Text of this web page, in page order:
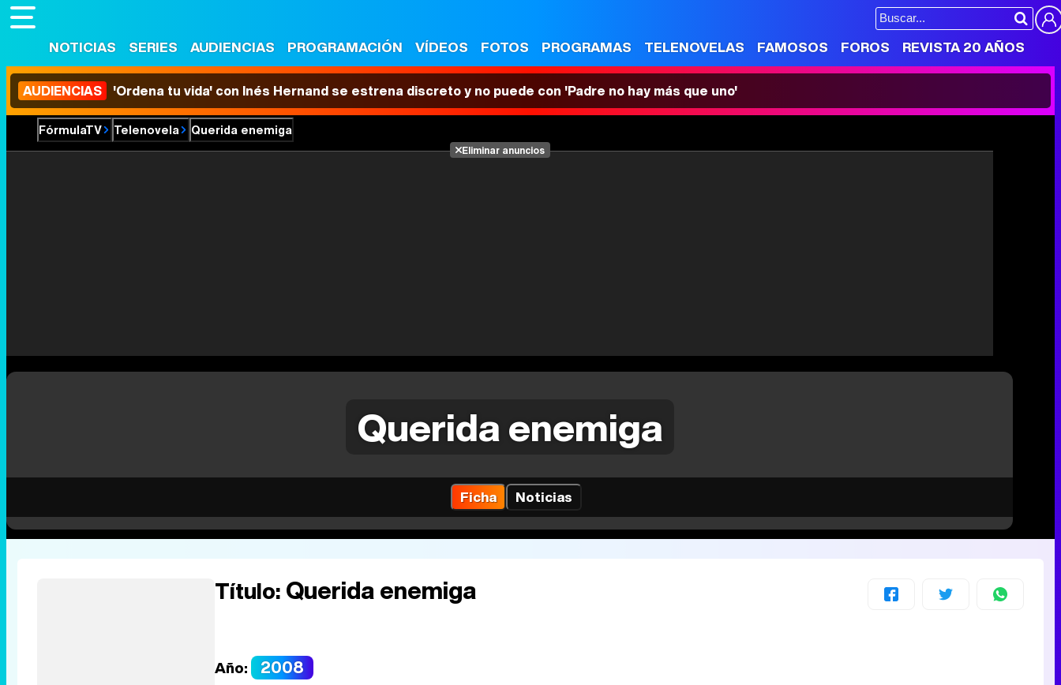
NOTICIAS SERIES AUDIENCIAS PROGRAMACIÓN VÍDEOS FOTOS PROGRAMAS TELENOVELAS FAMOSOS FOROS REVISTA 20 AÑOS
AUDIENCIAS 'Ordena tu vida' con Inés Hernand se estrena discreto y no puede con 'Padre no hay más que uno'
FórmulaTV Telenovela Querida enemiga
Eliminar anuncios
Querida enemiga
Ficha Noticias
Título:Querida enemiga
Año: 2008